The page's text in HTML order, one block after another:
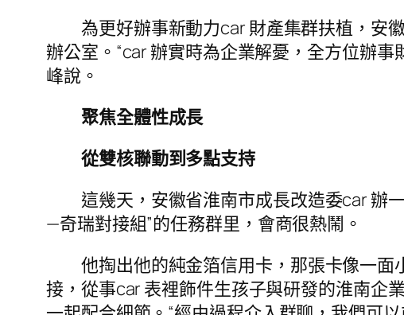
為更好辦事新動力car 財產集群扶植，安
辦公室。“car 辦實時為企業解憂，全方位辦
峰說。
聚焦全體性成長
從雙核聯動到多點支持
這幾天，安徽省淮南市成長改造委car 辦
—奇瑞對接組”的任務群里，會商很熱鬧。
他掏出他的純金箔信用卡，那張卡像一
接，從事car 表裡飾件生孩子與研發的淮南企